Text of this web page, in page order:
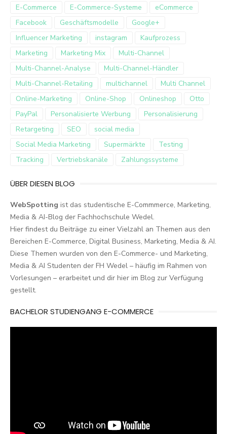
E-Commerce
E-Commerce-Systeme
eCommerce
Facebook
Geschäftsmodelle
Google+
Influencer Marketing
instagram
Kaufprozess
Marketing
Marketing Mix
Multi-Channel
Multi-Channel-Analyse
Multi-Channel-Händler
Multi-Channel-Retailing
multichannel
Multi Channel
Online-Marketing
Online-Shop Onlineshop
Otto
PayPal
Personalisierte Werbung
Personalisierung
Retargeting
SEO
social media
Social Media Marketing
Supermärkte
Testing
Tracking
Vertriebskanäle Zahlungssysteme
ÜBER DIESEN BLOG
WebSpotting ist das studentische E-Commmerce, Marketing,
Media & AI-Blog der Fachhochschule Wedel.
Hier findest du Beiträge zu einer Vielzahl an Themen aus den
Bereichen E-Commerce, Digital Business, Marketing, Media & AI.
Diese Themen wurden von den E-Commerce- und Marketing,
Media & AI Studenten der FH Wedel – häufig im Rahmen von
Vorlesungen – erarbeitet und dir hier im Blog zur Verfügung
gestellt.
BACHELOR STUDIENGANG E-COMMERCE